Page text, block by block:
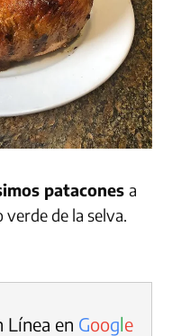
pataconesa
verde de la selva.
Línea en Google